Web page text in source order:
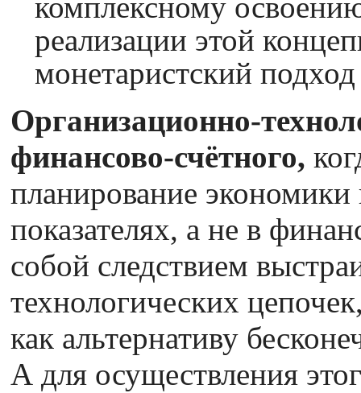
комплексному
реализации этой
монетаристский
Организационно-
финансово-счётного,
планирование экономики
показателях, а не в
собой следствием
технологических
как альтернативу
А для осуществления